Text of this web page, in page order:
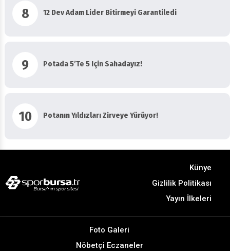
8 12 Dev Adam Lider Bitirmeyi Garantiledi
9 Potada 5’te 5 Için Sahadayız!
10 Potanın Yıldızları Zirveye Yürüyor!
Künye
Gizlilik Politikası
Yayın İlkeleri
Foto Galeri
Nöbetçi Eczaneler